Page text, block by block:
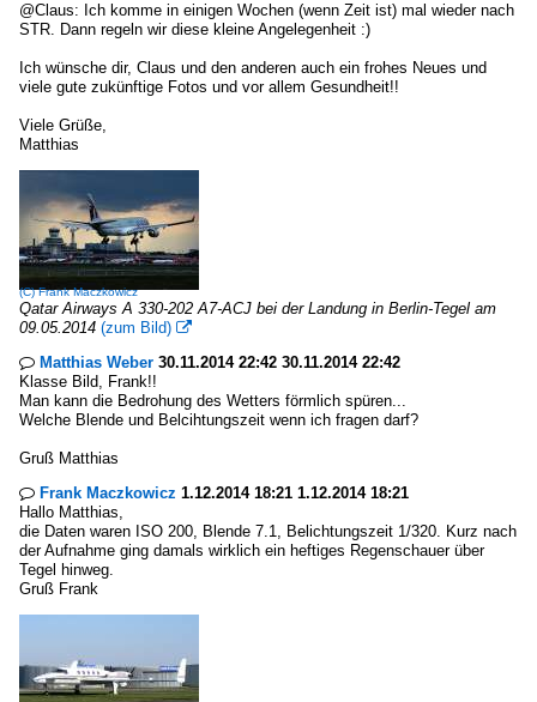
@Claus: Ich komme in einigen Wochen (wenn Zeit ist) mal wieder nach
STR. Dann regeln wir diese kleine Angelegenheit :)
Ich wünsche dir, Claus und den anderen auch ein frohes Neues und
viele gute zukünftige Fotos und vor allem Gesundheit!!
Viele Grüße,
Matthias
(C)Frank Maczkowicz
Qatar Airways A 330-202 A7-ACJ bei der Landung in Berlin-Tegel am
09.05.2014 (zum Bild) 
 Matthias Weber 30.11.2014 22:42 30.11.2014 22:42
Klasse Bild, Frank!!
Man kann die Bedrohung des Wetters förmlich spüren...
Welche Blende und Belcihtungszeit wenn ich fragen darf?
Gruß Matthias
 Frank Maczkowicz 1.12.2014 18:21 1.12.2014 18:21
Hallo Matthias,
die Daten waren ISO 200, Blende 7.1, Belichtungszeit 1/320. Kurz nach
der Aufnahme ging damals wirklich ein heftiges Regenschauer über
Tegel hinweg.
Gruß Frank